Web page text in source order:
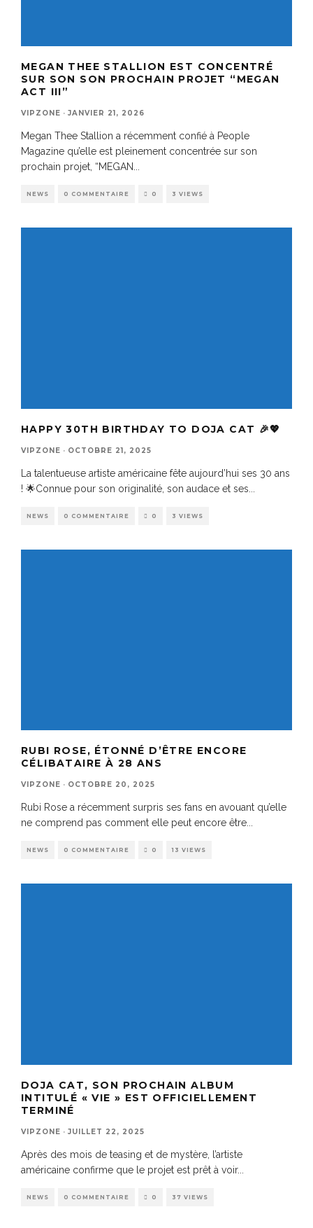
MEGAN THEE STALLION EST CONCENTRÉ
SUR SON SON PROCHAIN PROJET “MEGAN
ACT III”
VIPZONE · JANVIER 21, 2026
Megan Thee Stallion a récemment confié à People
Magazine qu’elle est pleinement concentrée sur son
prochain projet, “MEGAN
NEWS 0 COMMENTAIRE 0 3 VIEWS
HAPPY 30TH BIRTHDAY TO DOJA CAT 🎉💖
VIPZONE · OCTOBRE 21, 2025
La talentueuse artiste américaine fête aujourd’hui ses 30 ans
! 🌟Connue pour son originalité, son audace et ses
NEWS 0 COMMENTAIRE 0 3 VIEWS
RUBI ROSE, ÉTONNÉ D’ÊTRE ENCORE
CÉLIBATAIRE À 28 ANS
VIPZONE · OCTOBRE 20, 2025
Rubi Rose a récemment surpris ses fans en avouant qu’elle
ne comprend pas comment elle peut encore être...
NEWS 0 COMMENTAIRE 0 13 VIEWS
DOJA CAT, SON PROCHAIN ALBUM
INTITULÉ « VIE » EST OFFICIELLEMENT
TERMINÉ
VIPZONE · JUILLET 22, 2025
Après des mois de teasing et de mystère, l’artiste
américaine confirme que le projet est prêt à voir...
NEWS 0 COMMENTAIRE 0 37 VIEWS